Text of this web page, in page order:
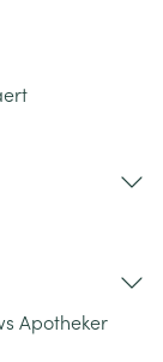
Apotheker